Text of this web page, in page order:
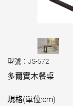
型號：JS-572
多爾實木餐桌
規格(單位:cm)